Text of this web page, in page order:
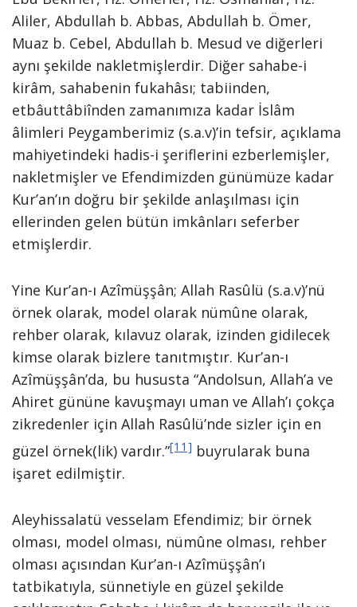
Aliler, Abdullah b. Abbas, Abdullah b. Ömer,
Muaz b. Cebel, Abdullah b. Mesud ve diğerleri
aynı şekilde nakletmişlerdir. Diğer sahabe-i
kirâm, sahabenin fukahâsı; tabiinden,
etbâuttâbiînden zamanımıza kadar İslâm
âlimleri Peygamberimiz (s.a.v)’in tefsir, açıklama
mahiyetindeki hadis-i şeriflerini ezberlemişler,
nakletmişler ve Efendimizden günümüze kadar
Kur’an’ın doğru bir şekilde anlaşılması için
ellerinden gelen bütün imkânları seferber
etmişlerdir.
Yine Kur’an-ı Azîmüşşân; Allah Rasûlü (s.a.v)’nü
örnek olarak, model olarak nümûne olarak,
rehber olarak, kılavuz olarak, izinden gidilecek
kimse olarak bizlere tanıtmıştır. Kur’an-ı
Azîmüşşân’da, bu hususta “Andolsun, Allah’a ve
Ahiret gününe kavuşmayı uman ve Allah’ı çokça
zikredenler için Allah Rasûlü’nde sizler için en
güzel örnek(lik) vardır.”[11] buyrularak buna
işaret edilmiştir.
Aleyhissalatü vesselam Efendimiz; bir örnek
olması, model olması, nümûne olması, rehber
olması açısından Kur’an-ı Azîmüşşân’ı
tatbikatıyla, sünnetiyle en güzel şekilde